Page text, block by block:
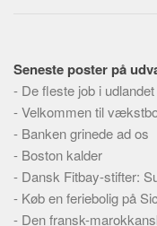
Seneste poster på
- De fleste job i
-Velkommen til
- Banken grinede ad os
- Boston kalder
- Dansk Fitbay-stifter:
- Køb en feriebolig på
- Den fransk-